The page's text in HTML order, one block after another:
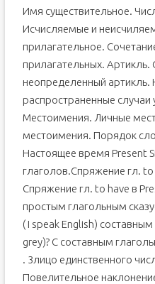
Имя существительное.
Исчисляемые и
прилагательное.
прилагательных.
неопределенный артикль.
распространенные
Местоимения. Личные
местоимения. Порядок
Настоящее время Present
глаголов.Спряжение гл. to
Спряжение гл. to have в
простым глагольным
( I speak English)
grey)? C составным
. 3лицо единственного
Повелительное